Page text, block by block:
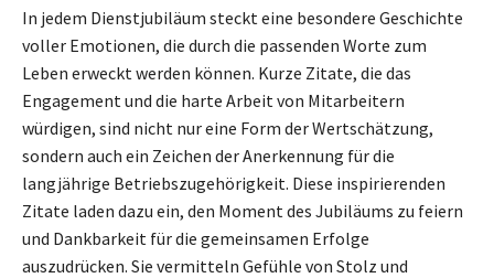
In jedem Dienstjubiläum steckt eine besondere Geschichte
voller Emotionen, die durch die passenden Worte zum
Leben erweckt werden können. Kurze Zitate, die das
Engagement und die harte Arbeit von Mitarbeitern
würdigen, sind nicht nur eine Form der Wertschätzung,
sondern auch ein Zeichen der Anerkennung für die
langjährige Betriebszugehörigkeit. Diese inspirierenden
Zitate laden dazu ein, den Moment des Jubiläums zu feiern
und Dankbarkeit für die gemeinsamen Erfolge
auszudrücken. Sie vermitteln Gefühle von Stolz und